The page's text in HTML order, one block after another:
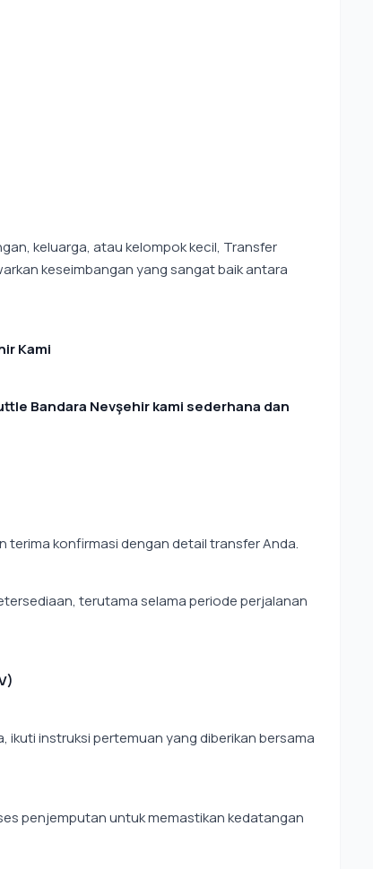
keluarga, atau kelompok kecil, Transfer
keseimbangan yang sangat baik antara
Kami
Bandara Nevşehir kami sederhana dan
terima konfirmasi dengan detail transfer Anda.
terutama selama periode perjalanan
ikuti instruksi pertemuan yang diberikan bersama
penjemputan untuk memastikan kedatangan